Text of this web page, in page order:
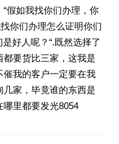
假如我找你们办理，你
你们办理怎么证明你们
好人呢？“.既然选择了
要货比三家，这我是
催我的客户一定要在我
家，毕竟谁的东西是
哪里都要发光8054